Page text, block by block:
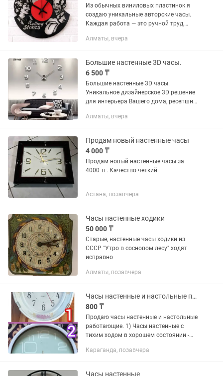
Из обычных виниловых пластинок я
создаю уникальные авторские часы.
Каждая работа — это ручной труд,
Такие часы станут главным акцентом в
Алматы, вчера
Большие настенные 3D часы.
6 500 ₸
Большие настенные 3D часы.
Уникальное дизайнерское 3D решение
для интерьера Вашего дома, ресепшна,
Интерьерные часы гармонично
Алматы, вчера
Продам новый настенные часы
4 000 ₸
Продам новый настенные часы за
4000 тг. Качество четкий.
Астана, позавчера
Часы настенные ходики
50 000 ₸
Старые, настенные часы ходики из
СССР "Утро в сосновом лесу" ходят
исправно
Алматы, позавчера
Часы настенные и настольные продаю
800 ₸
Продаю часы настенные и настольные
работающие. 1) Часы настенные с
тихим ходом в хорошем состоянии -
состоянии - 2000 тг. 4) Часы
Караганда, позавчера
Часы настенные